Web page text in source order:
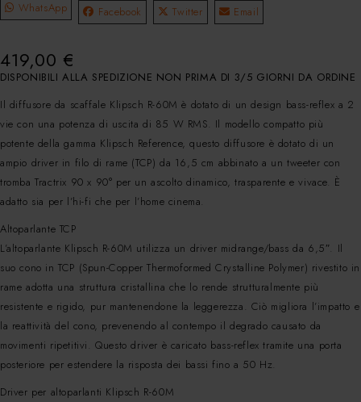
WhatsApp Facebook Twitter Email
419,00 €
DISPONIBILI ALLA SPEDIZIONE NON PRIMA DI 3/5 GIORNI DA ORDINE
Il diffusore da scaffale Klipsch R-60M è dotato di un design bass-reflex a 2
vie con una potenza di uscita di 85 W RMS. Il modello compatto più
potente della gamma Klipsch Reference, questo diffusore è dotato di un
ampio driver in filo di rame (TCP) da 16,5 cm abbinato a un tweeter con
tromba Tractrix 90 x 90° per un ascolto dinamico, trasparente e vivace. È
adatto sia per l’hi-fi che per l’home cinema.
Altoparlante TCP
L’altoparlante Klipsch R-60M utilizza un driver midrange/bass da 6,5″. Il
suo cono in TCP (Spun-Copper Thermoformed Crystalline Polymer) rivestito in
rame adotta una struttura cristallina che lo rende strutturalmente più
resistente e rigido, pur mantenendone la leggerezza. Ciò migliora l’impatto e
la reattività del cono, prevenendo al contempo il degrado causato da
movimenti ripetitivi. Questo driver è caricato bass-reflex tramite una porta
posteriore per estendere la risposta dei bassi fino a 50 Hz.
Driver per altoparlanti Klipsch R-60M